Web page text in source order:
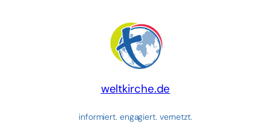
weltkirche.de
informiert. engagiert. vernetzt.